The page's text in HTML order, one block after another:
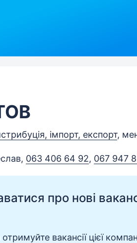
імпорт, експорт,
, 063 406 64 92, 067 947
про нові
вакансії цієї